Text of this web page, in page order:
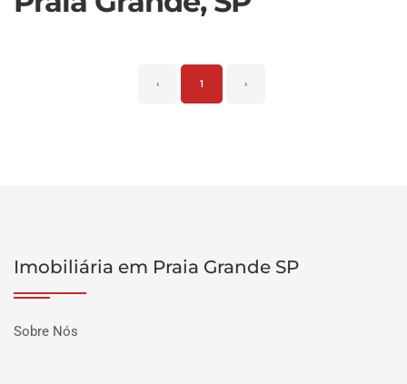
‹ 1 ›
Imobiliária em Praia Grande SP
Sobre Nós